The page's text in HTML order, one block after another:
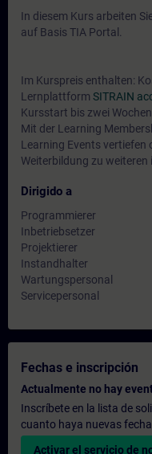
In diesem Kurs arbeiten
auf Basis TIA Portal.
Im Kurspreis enthalten:
Lernplattform SITRAIN
Kursstart bis zwei
Mit der Learning
Learning Events vertiefen
Weiterbildung zu
Dirigido a
Programmierer
Inbetriebsetzer
Projektierer
Instandhalter
Wartungspersonal
Servicepersonal
Fechas e inscripción
Actualmente no hay
Inscríbete en la lista de
cuanto haya nuevas
Activar el servicio de